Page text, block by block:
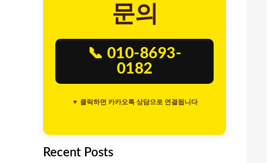
문의
📞 010-8693-
0182
▼ 클릭하면 카카오톡 상담으로 연결됩니다
Recent Posts